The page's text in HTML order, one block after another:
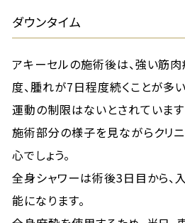
ダウンタイム
アキーセルの施術後は、強い筋
度、腫れが7日程度続くことが多い
運動の制限はないとされていま
施術部分の様子を見ながらクリ
心でしょう。
全身シャワーは術後3日目から、
能になります。